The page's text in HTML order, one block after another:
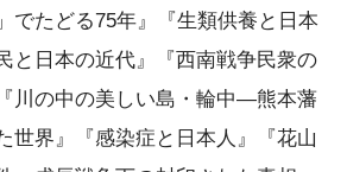
でたどる75年』『生類供養と日本
と日本の近代』『西南戦争民衆の
川の中の美しい島・輪中―熊本藩
世界』『感染症と日本人』『花山